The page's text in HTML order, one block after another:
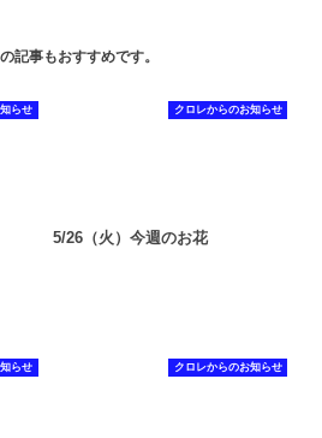
記事もおすすめです。
らせ クロレからのお知らせ
5/26（火）今週のお花
らせ クロレからのお知らせ